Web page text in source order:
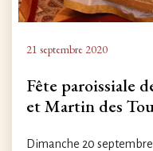
21 septembre 2020
Fête paroissiale
et Martin des
Dimanche 20